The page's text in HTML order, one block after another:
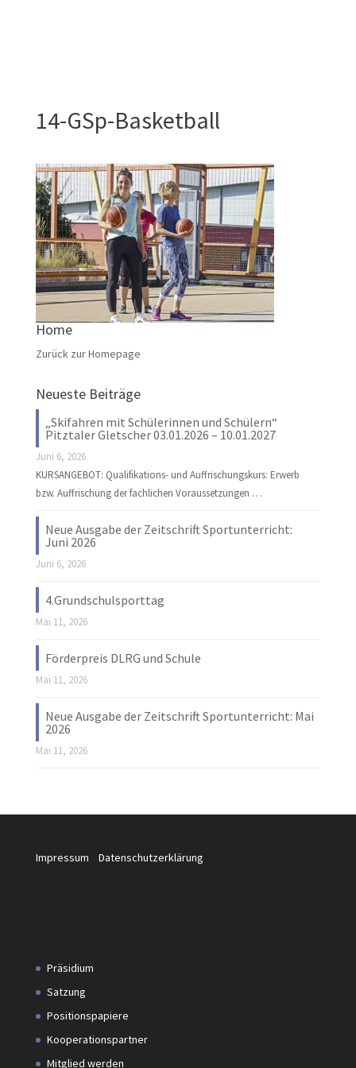
14-GSp-Basketball
Home
Zurück zur Homepage
Neueste Beiträge
„Skifahren mit Schülerinnen und Schülern“
Pitztaler Gletscher 03.01.2026 – 10.01.2027
Juni 6, 2026
KURSANGEBOT: Qualifikations- und Auffrischungskurs: Erwerb
bzw. Auffrischung der fachlichen Voraussetzungen …
Neue Ausgabe der Zeitschrift Sportunterricht:
Juni 2026
Juni 6, 2026
4.Grundschulsporttag
Mai 11, 2026
Förderpreis DLRG und Schule
Mai 11, 2026
Neue Ausgabe der Zeitschrift Sportunterricht: Mai
2026
Mai 11, 2026
Impressum Datenschutzerklärung
Präsidium
Satzung
Positionspapiere
Kooperationspartner
Mitglied werden